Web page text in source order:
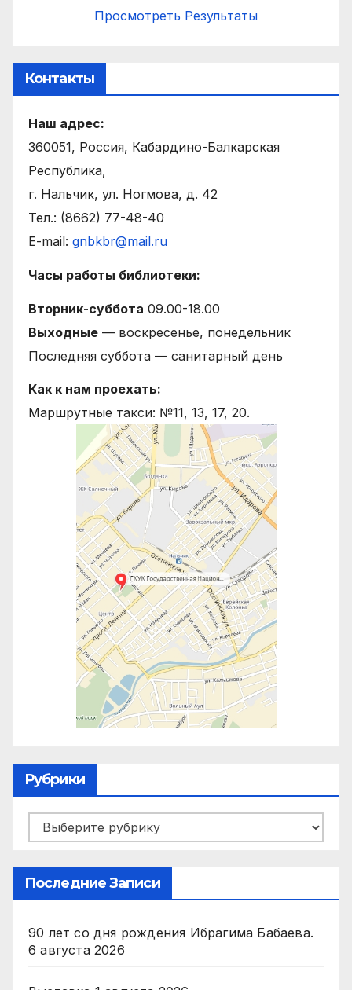
Просмотреть Результаты
Контакты
Наш адрес:
360051, Россия, Кабардино-Балкарская
Республика,
г. Нальчик, ул. Ногмова, д. 42
Тел.: (8662) 77-48-40
E-mail: gnbkbr@mail.ru
Часы работы библиотеки:
Вторник-суббота 09.00-18.00
Выходные — воскресенье, понедельник
Последняя суббота — санитарный день
Как к нам проехать:
Маршрутные такси: №11, 13, 17, 20.
Рубрики
Рубрики
Последние Записи
90 лет со дня рождения Ибрагима Бабаева.
6 августа 2026